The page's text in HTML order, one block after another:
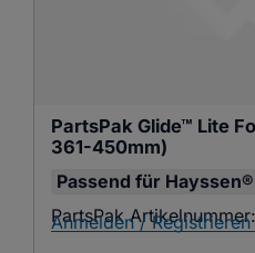
PartsPak Glide™ Lite
361-450mm)
Passend für Hayssen®
PartsPak
Anmelden /